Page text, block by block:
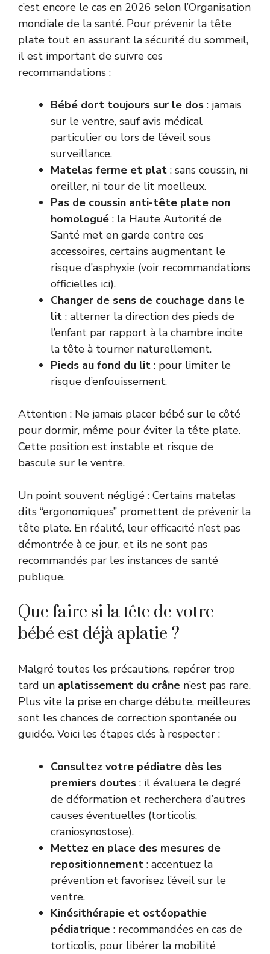
c’est encore le cas en 2026 selon l’Organisation
mondiale de la santé. Pour prévenir la tête
plate tout en assurant la sécurité du sommeil,
il est important de suivre ces
recommandations :
Bébé dort toujours sur le dos : jamais
sur le ventre, sauf avis médical
particulier ou lors de l’éveil sous
surveillance.
Matelas ferme et plat : sans coussin, ni
oreiller, ni tour de lit moelleux.
Pas de coussin anti-tête plate non
homologué : la Haute Autorité de
Santé met en garde contre ces
accessoires, certains augmentant le
risque d’asphyxie (voir recommandations
officielles ici).
Changer de sens de couchage dans le
lit : alterner la direction des pieds de
l’enfant par rapport à la chambre incite
la tête à tourner naturellement.
Pieds au fond du lit : pour limiter le
risque d’enfouissement.
Attention : Ne jamais placer bébé sur le côté
pour dormir, même pour éviter la tête plate.
Cette position est instable et risque de
bascule sur le ventre.
Un point souvent négligé : Certains matelas
dits “ergonomiques” promettent de prévenir la
tête plate. En réalité, leur efficacité n’est pas
démontrée à ce jour, et ils ne sont pas
recommandés par les instances de santé
publique.
Que faire si la tête de votre
bébé est déjà aplatie ?
Malgré toutes les précautions, repérer trop
tard un aplatissement du crâne n’est pas rare.
Plus vite la prise en charge débute, meilleures
sont les chances de correction spontanée ou
guidée. Voici les étapes clés à respecter :
Consultez votre pédiatre dès les
premiers doutes : il évaluera le degré
de déformation et recherchera d’autres
causes éventuelles (torticolis,
craniosynostose).
Mettez en place des mesures de
repositionnement : accentuez la
prévention et favorisez l’éveil sur le
ventre.
Kinésithérapie et ostéopathie
pédiatrique : recommandées en cas de
torticolis, pour libérer la mobilité